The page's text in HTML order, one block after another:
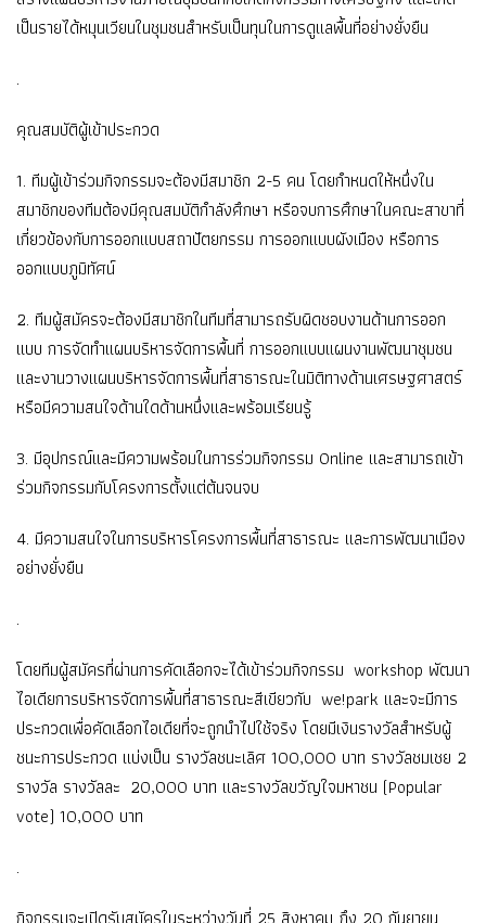
เป็นรายได้หมุนเวียนในชุมชนสำหรับเป็นทุนในการดูแลพื้นที่อย่างยั่งยืน
.
คุณสมบัติผู้เข้าประกวด
1. ทีมผู้เข้าร่วมกิจกรรมจะต้องมีสมาชิก 2-5 คน โดยกำหนดให้หนึ่งใน
สมาชิกของทีมต้องมีคุณสมบัติกำลังศึกษา หรือจบการศึกษาในคณะสาขาที่
เกี่ยวข้องกับการออกแบบสถาปัตยกรรม การออกแบบผังเมือง หรือการ
ออกแบบภูมิทัศน์
2. ทีมผู้สมัครจะต้องมีสมาชิกในทีมที่สามารถรับผิดชอบงานด้านการออก
แบบ การจัดทำแผนบริหารจัดการพื้นที่ การออกแบบแผนงานพัฒนาชุมชน
และงานวางแผนบริหารจัดการพื้นที่สาธารณะในมิติทางด้านเศรษฐศาสตร์
หรือมีความสนใจด้านใดด้านหนึ่งและพร้อมเรียนรู้
3. มีอุปกรณ์และมีความพร้อมในการร่วมกิจกรรม Online และสามารถเข้า
ร่วมกิจกรรมกับโครงการตั้งแต่ต้นจนจบ
4. มีความสนใจในการบริหารโครงการพื้นที่สาธารณะ และการพัฒนาเมือง
อย่างยั่งยืน
.
โดยทีมผู้สมัครที่ผ่านการคัดเลือกจะได้เข้าร่วมกิจกรรม workshop พัฒนา
ไอเดียการบริหารจัดการพื้นที่สาธารณะสีเขียวกับ we!park และจะมีการ
ประกวดเพื่อคัดเลือกไอเดียที่จะถูกนำไปใช้จริง โดยมีเงินรางวัลสำหรับผู้
ชนะการประกวด แบ่งเป็น รางวัลชนะเลิศ 100,000 บาท รางวัลชมเชย 2
รางวัล รางวัลละ 20,000 บาท และรางวัลขวัญใจมหาชน (Popular
vote) 10,000 บาท
.